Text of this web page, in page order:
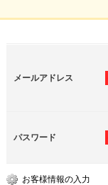
メールアドレス
パスワード
お客様情報の入力